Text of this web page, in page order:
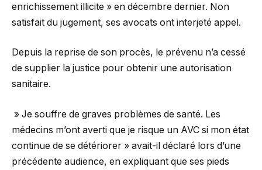
enrichissement illicite » en décembre dernier. Non
satisfait du jugement, ses avocats ont interjeté appel.
Depuis la reprise de son procès, le prévenu n’a cessé
de supplier la justice pour obtenir une autorisation
sanitaire.
» Je souffre de graves problèmes de santé. Les
médecins m’ont averti que je risque un AVC si mon état
continue de se détériorer » avait-il déclaré lors d’une
précédente audience, en expliquant que ses pieds